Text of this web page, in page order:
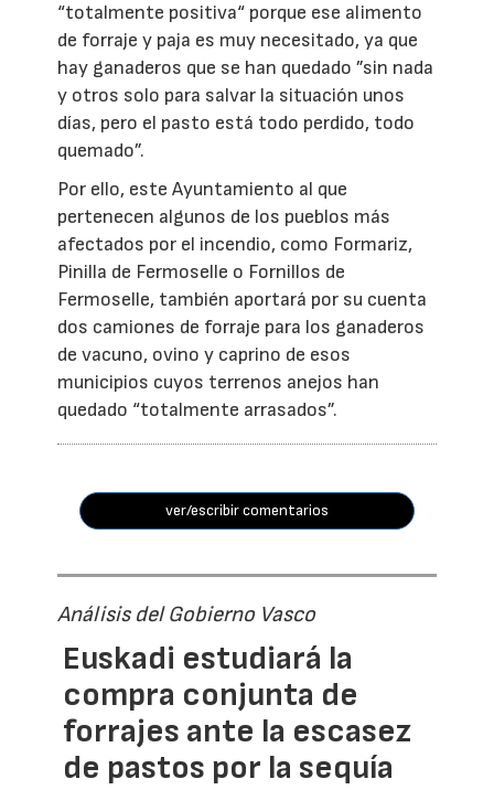
“totalmente positiva“ porque ese alimento
de forraje y paja es muy necesitado, ya que
hay ganaderos que se han quedado ”sin nada
y otros solo para salvar la situación unos
días, pero el pasto está todo perdido, todo
quemado”.
Por ello, este Ayuntamiento al que
pertenecen algunos de los pueblos más
afectados por el incendio, como Formariz,
Pinilla de Fermoselle o Fornillos de
Fermoselle, también aportará por su cuenta
dos camiones de forraje para los ganaderos
de vacuno, ovino y caprino de esos
municipios cuyos terrenos anejos han
quedado “totalmente arrasados”.
ver/escribir comentarios
Análisis del Gobierno Vasco
Euskadi estudiará la
compra conjunta de
forrajes ante la escasez
de pastos por la sequía